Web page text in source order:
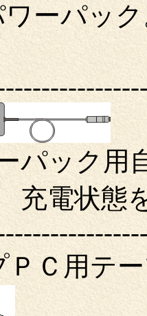
ワーパッ
パック
電状態
ＰＣ用テ